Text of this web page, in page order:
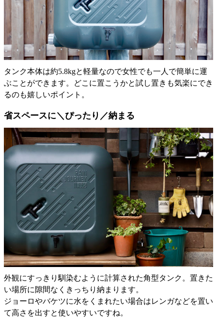
タンク本体は約5.8kgと軽量なので女性でも一人で簡単に運
ぶことができます。どこに置こうかと試し置きも気楽にでき
るのも嬉しいポイント。
省スペースに＼ぴったり／納まる
外観にすっきり馴染むように計算された角型タンク。置きた
い場所に隙間なくきっちり納まります。
ジョーロやバケツに水をくまれたい場合はレンガなどを置い
て高さを出すと使いやすいですね。